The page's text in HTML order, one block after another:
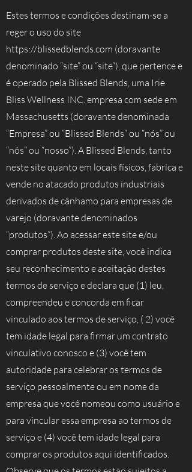
Estes termos e condições destinam-se a
reger o uso do site
https://blissedblends.com (doravante
denominado “site” ou “site”), que pertence e
é operado pela Blissed Blends, uma Irie
Bliss Wellness INC. empresa com sede em
Massachusetts (doravante denominada
“Empresa” ou “Blissed Blends” ou “nós” ou
“nós” ou “nosso”). A Blissed Blends, tanto
neste site quanto em locais físicos, fabrica e
vende no atacado produtos industriais
derivados de cânhamo para empresas de
varejo (doravante denominados
“produtos”). Ao acessar este site e/ou
comprar produtos deste site, você indica
seu reconhecimento e aceitação destes
termos de serviço e declara que (1) leu,
compreendeu e concorda em ficar
vinculado aos termos de serviço, ( 2) você
tem idade legal para firmar um contrato
vinculativo conosco e (3) você tem
autoridade para celebrar os termos de
serviço pessoalmente ou em nome da
empresa que você nomeou como usuário e
para vincular essa empresa ao termos de
serviço e (4) você tem idade legal para
comprar os produtos aqui identificados.